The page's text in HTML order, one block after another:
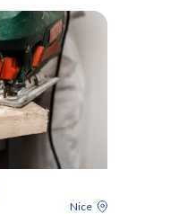
Nice